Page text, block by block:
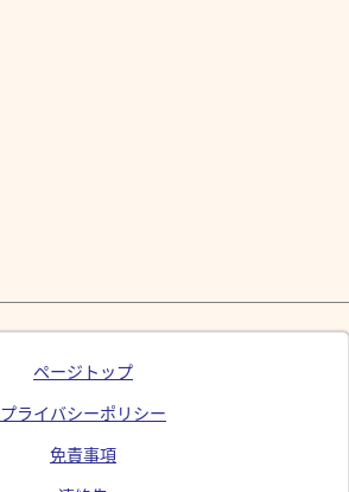
ページトップ
プライバシーポリシー
免責事項